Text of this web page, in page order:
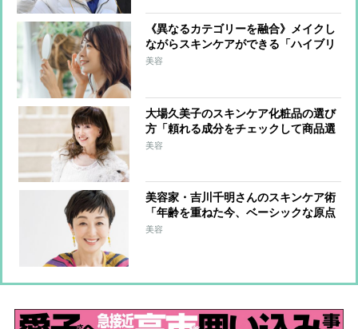
《異なるカテゴリーを融合》メイクし
ながらスキンケアができる「ハイブリ
ッドコスメ」が新たに注目 各社で開
美容
大場久美子のスキンケア化粧品の選び
方「頼れる成分をチェックして商品選
びをしています」愛用する”女神肌”に
美容
美容家・吉川千明さんのスキンケア術
「年齢を重ねた今、ベーシックな原点
に戻りました」愛用するお茶の本格オ
美容